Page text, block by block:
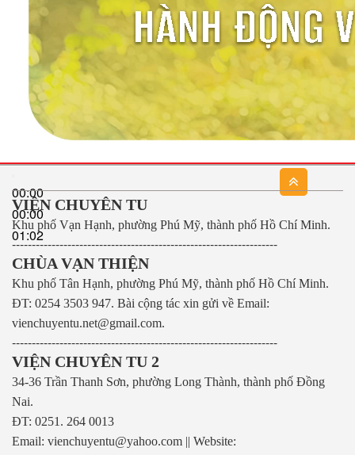
00:00
00:00
01:02
VIỆN CHUYÊN TU
Khu phố Vạn Hạnh, phường Phú Mỹ, thành phố Hồ Chí Minh.
-------------------------------------------------------------------
CHÙA VẠN THIỆN
Khu phố Tân Hạnh, phường Phú Mỹ, thành phố Hồ Chí Minh.
ĐT: 0254 3503 947. Bài cộng tác xin gửi về Email:
vienchuyentu.net@gmail.com.
-------------------------------------------------------------------
VIỆN CHUYÊN TU 2
34-36 Trần Thanh Sơn, phường Long Thành, thành phố Đồng
Nai.
ĐT: 0251. 264 0013
Email: vienchuyentu@yahoo.com || Website: